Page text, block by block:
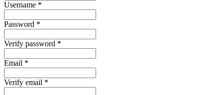
Username *
Password *
Verify password *
Email *
Verify email *